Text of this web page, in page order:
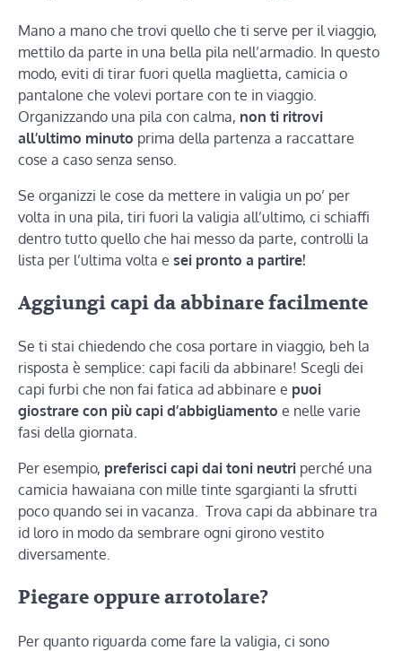
Mano a mano che trovi quello che ti serve per il viaggio,
mettilo da parte in una bella pila nell’armadio. In questo
modo, eviti di tirar fuori quella maglietta, camicia o
pantalone che volevi portare con te in viaggio.
Organizzando una pila con calma, non ti ritrovi
all’ultimo minuto prima della partenza a raccattare
cose a caso senza senso.
Se organizzi le cose da mettere in valigia un po’ per
volta in una pila, tiri fuori la valigia all’ultimo, ci schiaffi
dentro tutto quello che hai messo da parte, controlli la
lista per l’ultima volta e sei pronto a partire!
Aggiungi capi da abbinare facilmente
Se ti stai chiedendo che cosa portare in viaggio, beh la
risposta è semplice: capi facili da abbinare! Scegli dei
capi furbi che non fai fatica ad abbinare e puoi
giostrare con più capi d’abbigliamento e nelle varie
fasi della giornata.
Per esempio, preferisci capi dai toni neutri perché una
camicia hawaiana con mille tinte sgargianti la sfrutti
poco quando sei in vacanza. Trova capi da abbinare tra
id loro in modo da sembrare ogni girono vestito
diversamente.
Piegare oppure arrotolare?
Per quanto riguarda come fare la valigia, ci sono